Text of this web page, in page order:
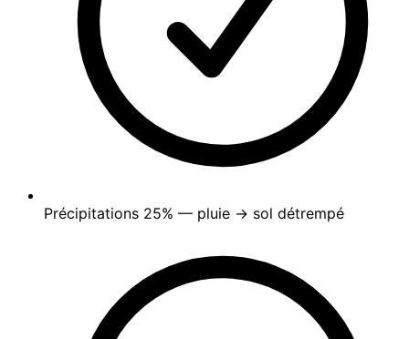
Précipitations 25% — pluie → sol détrempé